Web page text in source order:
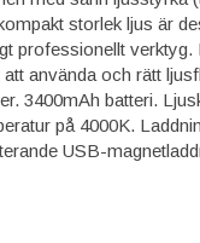
storlek ljus är
professionellt
att använda och rätt
3400mAh batteri.
på 4000K.
USB-